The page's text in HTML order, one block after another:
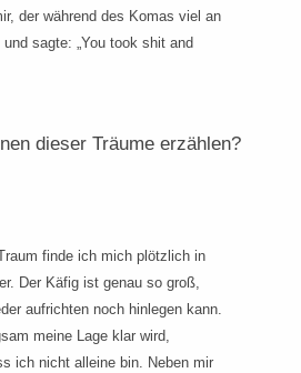
der während des Komas viel an
sagte: „You took shit and
dieser Träume erzählen?
finde ich mich plötzlich in
Der Käfig ist genau so groß,
aufrichten noch hinlegen kann.
meine Lage klar wird,
ich nicht alleine bin. Neben mir